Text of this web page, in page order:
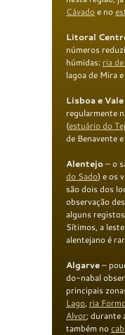
Cávadoe no
Litoral
números
húmidas: ria de
lagoa de Mira e
Lisboa e
regularmente
(estuário do
de Benavente
Alentejo– o
do Sado) e os
são dois dos
observação
alguns
Sítimos, a
alentejano é
Algarve–
do-nabal
principais
Lago, ria
Alvor; durante
também no